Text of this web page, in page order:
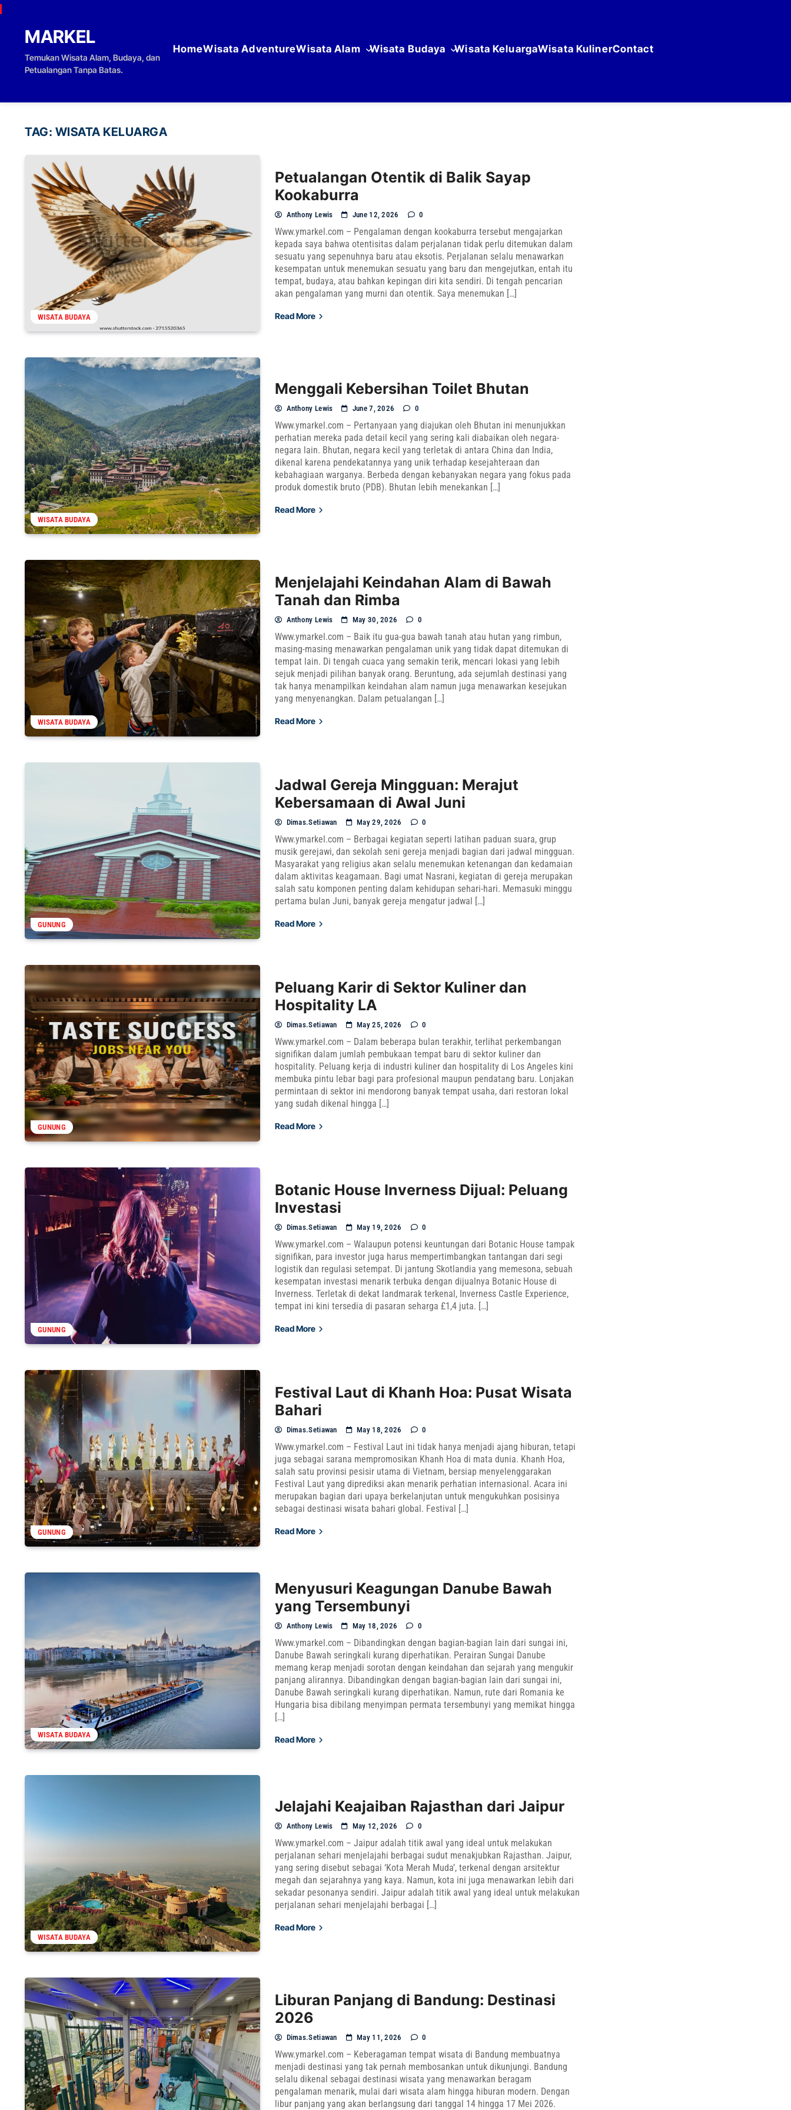
Skip to content
MARKEL
Temukan Wisata Alam, Budaya, dan
Petualangan Tanpa Batas.
HomeWisata AdventureWisata Alam Wisata Budaya Wisata KeluargaWisata KulinerContact
TAG: WISATA KELUARGA
WISATA BUDAYA
Petualangan Otentik di Balik Sayap
Kookaburra
Anthony Lewis June 12, 2026 0
Www.ymarkel.com – Pengalaman dengan kookaburra tersebut mengajarkan
kepada saya bahwa otentisitas dalam perjalanan tidak perlu ditemukan dalam
sesuatu yang sepenuhnya baru atau eksotis. Perjalanan selalu menawarkan
kesempatan untuk menemukan sesuatu yang baru dan mengejutkan, entah itu
tempat, budaya, atau bahkan kepingan diri kita sendiri. Di tengah pencarian
akan pengalaman yang murni dan otentik. Saya menemukan […]
Read More
WISATA BUDAYA
Menggali Kebersihan Toilet Bhutan
Anthony Lewis June 7, 2026 0
Www.ymarkel.com – Pertanyaan yang diajukan oleh Bhutan ini menunjukkan
perhatian mereka pada detail kecil yang sering kali diabaikan oleh negara-
negara lain. Bhutan, negara kecil yang terletak di antara China dan India,
dikenal karena pendekatannya yang unik terhadap kesejahteraan dan
kebahagiaan warganya. Berbeda dengan kebanyakan negara yang fokus pada
produk domestik bruto (PDB). Bhutan lebih menekankan […]
Read More
WISATA BUDAYA
Menjelajahi Keindahan Alam di Bawah
Tanah dan Rimba
Anthony Lewis May 30, 2026 0
Www.ymarkel.com – Baik itu gua-gua bawah tanah atau hutan yang rimbun,
masing-masing menawarkan pengalaman unik yang tidak dapat ditemukan di
tempat lain. Di tengah cuaca yang semakin terik, mencari lokasi yang lebih
sejuk menjadi pilihan banyak orang. Beruntung, ada sejumlah destinasi yang
tak hanya menampilkan keindahan alam namun juga menawarkan kesejukan
yang menyenangkan. Dalam petualangan […]
Read More
GUNUNG
Jadwal Gereja Mingguan: Merajut
Kebersamaan di Awal Juni
Dimas.setiawan May 29, 2026 0
Www.ymarkel.com – Berbagai kegiatan seperti latihan paduan suara, grup
musik gerejawi, dan sekolah seni gereja menjadi bagian dari jadwal mingguan.
Masyarakat yang religius akan selalu menemukan ketenangan dan kedamaian
dalam aktivitas keagamaan. Bagi umat Nasrani, kegiatan di gereja merupakan
salah satu komponen penting dalam kehidupan sehari-hari. Memasuki minggu
pertama bulan Juni, banyak gereja mengatur jadwal […]
Read More
GUNUNG
Peluang Karir di Sektor Kuliner dan
Hospitality LA
Dimas.setiawan May 25, 2026 0
Www.ymarkel.com – Dalam beberapa bulan terakhir, terlihat perkembangan
signifikan dalam jumlah pembukaan tempat baru di sektor kuliner dan
hospitality. Peluang kerja di industri kuliner dan hospitality di Los Angeles kini
membuka pintu lebar bagi para profesional maupun pendatang baru. Lonjakan
permintaan di sektor ini mendorong banyak tempat usaha, dari restoran lokal
yang sudah dikenal hingga […]
Read More
GUNUNG
Botanic House Inverness Dijual: Peluang
Investasi
Dimas.setiawan May 19, 2026 0
Www.ymarkel.com – Walaupun potensi keuntungan dari Botanic House tampak
signifikan, para investor juga harus mempertimbangkan tantangan dari segi
logistik dan regulasi setempat. Di jantung Skotlandia yang memesona, sebuah
kesempatan investasi menarik terbuka dengan dijualnya Botanic House di
Inverness. Terletak di dekat landmarak terkenal, Inverness Castle Experience,
tempat ini kini tersedia di pasaran seharga £1,4 juta. […]
Read More
GUNUNG
Festival Laut di Khanh Hoa: Pusat Wisata
Bahari
Dimas.setiawan May 18, 2026 0
Www.ymarkel.com – Festival Laut ini tidak hanya menjadi ajang hiburan, tetapi
juga sebagai sarana mempromosikan Khanh Hoa di mata dunia. Khanh Hoa,
salah satu provinsi pesisir utama di Vietnam, bersiap menyelenggarakan
Festival Laut yang diprediksi akan menarik perhatian internasional. Acara ini
merupakan bagian dari upaya berkelanjutan untuk mengukuhkan posisinya
sebagai destinasi wisata bahari global. Festival […]
Read More
WISATA BUDAYA
Menyusuri Keagungan Danube Bawah
yang Tersembunyi
Anthony Lewis May 18, 2026 0
Www.ymarkel.com – Dibandingkan dengan bagian-bagian lain dari sungai ini,
Danube Bawah seringkali kurang diperhatikan. Perairan Sungai Danube
memang kerap menjadi sorotan dengan keindahan dan sejarah yang mengukir
panjang alirannya. Dibandingkan dengan bagian-bagian lain dari sungai ini,
Danube Bawah seringkali kurang diperhatikan. Namun, rute dari Romania ke
Hungaria bisa dibilang menyimpan permata tersembunyi yang memikat hingga
[…]
Read More
WISATA BUDAYA
Jelajahi Keajaiban Rajasthan dari Jaipur
Anthony Lewis May 12, 2026 0
Www.ymarkel.com – Jaipur adalah titik awal yang ideal untuk melakukan
perjalanan sehari menjelajahi berbagai sudut menakjubkan Rajasthan. Jaipur,
yang sering disebut sebagai ‘Kota Merah Muda’, terkenal dengan arsitektur
megah dan sejarahnya yang kaya. Namun, kota ini juga menawarkan lebih dari
sekadar pesonanya sendiri. Jaipur adalah titik awal yang ideal untuk melakukan
perjalanan sehari menjelajahi berbagai […]
Read More
Liburan Panjang di Bandung: Destinasi
2026
Dimas.setiawan May 11, 2026 0
Www.ymarkel.com – Keberagaman tempat wisata di Bandung membuatnya
menjadi destinasi yang tak pernah membosankan untuk dikunjungi. Bandung
selalu dikenal sebagai destinasi wisata yang menawarkan beragam
pengalaman menarik, mulai dari wisata alam hingga hiburan modern. Dengan
libur panjang yang akan berlangsung dari tanggal 14 hingga 17 Mei 2026.